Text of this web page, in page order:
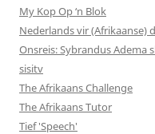
My Kop Op ‘n Blok
Nederlands vir (Afrikaanse)
Onsreis: Sybrandus Adema
sisitv
The Afrikaans Challenge
The Afrikaans Tutor
Tief 'Speech'